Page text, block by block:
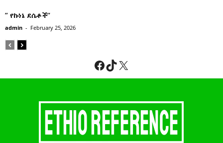
” የኩነኔ ደሴቶች’’
admin - February 25, 2026
Facebook
TikTok
X